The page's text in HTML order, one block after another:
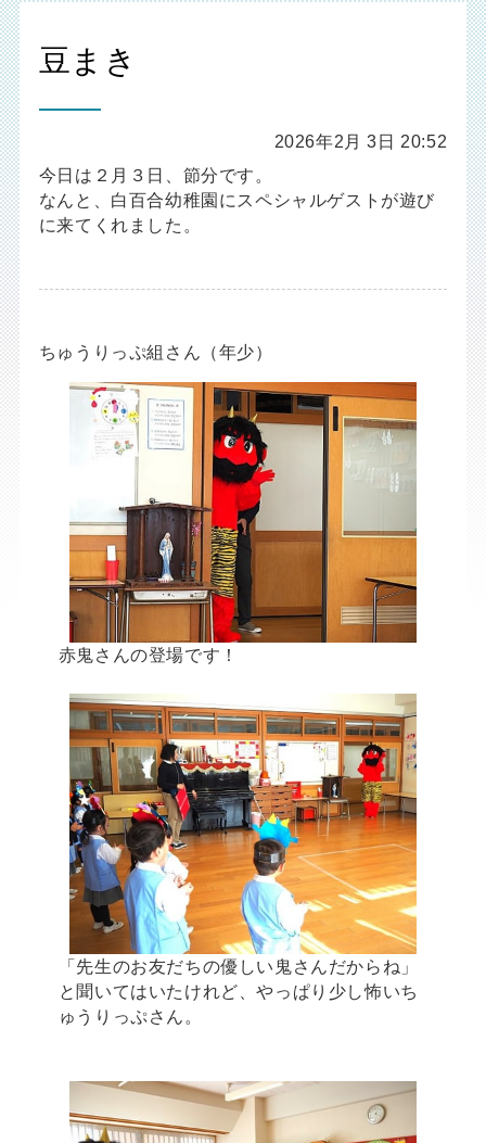
豆まき
2026年2月 3日 20:52
今日は２月３日、節分です。
なんと、白百合幼稚園にスペシャルゲストが遊び
に来てくれました。
ちゅうりっぷ組さん（年少）
赤鬼さんの登場です！
「先生のお友だちの優しい鬼さんだからね」
と聞いてはいたけれど、やっぱり少し怖いち
ゅうりっぷさん。